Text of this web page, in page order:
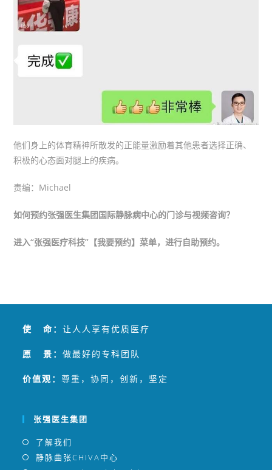
他们身上的体育精神所散发的正能量激励着其他患者选择正确、
积极的心态面对腿上的疾病。
责编：Michael
如何预约张强医生集团国际静脉病中心的门诊与视频咨询？
进入“张强医疗科技”【我要预约】菜单，进行自助预约。
使 命：让人人享有优质医疗
愿 景：做最好的专科团队
价值观：尊重，协同，创新，坚定
张强医生集团
了解我们
静脉曲张CHIVA中心